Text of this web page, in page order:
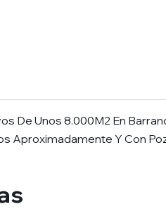
De Unos 8.000M2 En
Aproximadamente Y Con